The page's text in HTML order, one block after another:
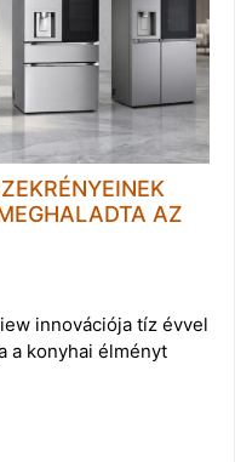
AZ
innovációja tíz évvel
a konyhai élményt